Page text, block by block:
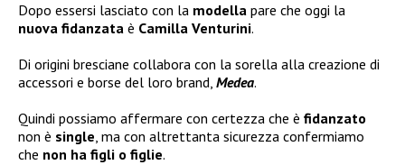
Dopo essersi lasciato con la modella pare che oggi la
nuova fidanzata è Camilla Venturini.
Di origini bresciane collabora con la sorella alla creazione di
accessori e borse del loro brand, Medea.
Quindi possiamo affermare con certezza che è fidanzato
non è single, ma con altrettanta sicurezza confermiamo
che non ha figli o figlie.